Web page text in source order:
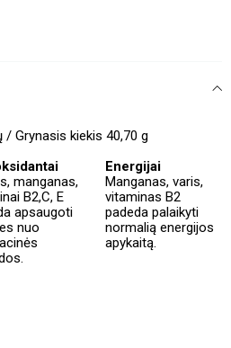
Grynasis kiekis 40,70 g
Energijai
manganas,
B2,C, E
apsaugoti
nuo
Manganas, varis,
vitaminas B2
padeda palaikyti
normalią energijos
apykaitą.